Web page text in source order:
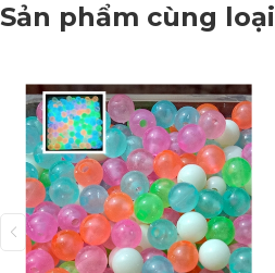
Sản phẩm cùng loại